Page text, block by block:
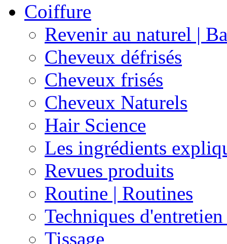
Coiffure
Revenir au naturel |
Cheveux défrisés
Cheveux frisés
Cheveux Naturels
Hair Science
Les ingrédients
Revues produits
Routine | Routines
Techniques
Tissage